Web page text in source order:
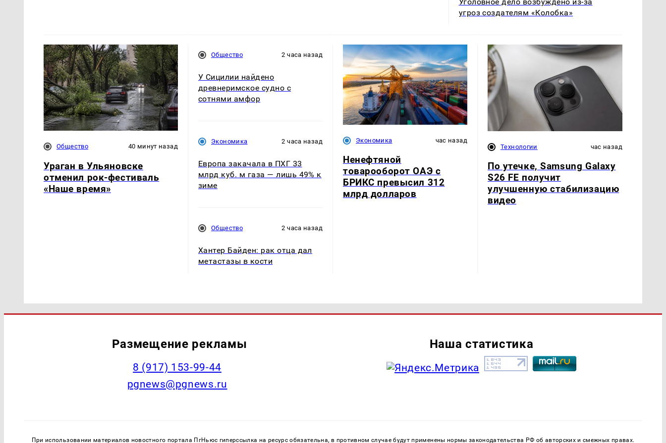
угроз создателям «Колобка»
Общество 40 минут назад
Ураган в Ульяновске
отменил рок-фестиваль
«Наше время»
Общество 2 часа назад
У Сицилии найдено
древнеримское судно с
сотнями амфор
Экономика 2 часа назад
Европа закачала в ПХГ 33
млрд куб. м газа — лишь 49% к
зиме
Общество 2 часа назад
Хантер Байден: рак отца дал
метастазы в кости
Экономика час назад
Ненефтяной
товарооборот ОАЭ с
БРИКС превысил 312
млрд долларов
Технологии час назад
По утечке, Samsung Galaxy
S26 FE получит
улучшенную стабилизацию
видео
Размещение рекламы
‭8 (917) 153-99-44
pgnews@pgnews.ru
Наша статистика
При использовании материалов новостного портала ПгНьюс гиперссылка на ресурс обязательна, в противном случае будут применены нормы законодательства РФ об авторских и смежных правах.